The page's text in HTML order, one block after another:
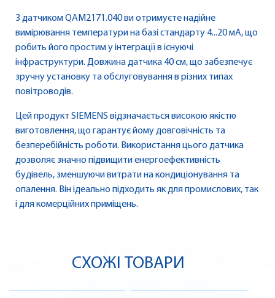
З датчиком QAM2171.040 ви отримуєте надійне
вимірювання температури на базі стандарту 4...20 мA, що
робить його простим у інтеграції в існуючі
інфраструктури. Довжина датчика 40 см, що забезпечує
зручну установку та обслуговування в різних типах
повітроводів.
Цей продукт SIEMENS відзначається високою якістю
виготовлення, що гарантує йому довговічність та
безперебійність роботи. Використання цього датчика
дозволяє значно підвищити енергоефективність
будівель, зменшуючи витрати на кондиціонування та
опалення. Він ідеально підходить як для промислових, так
і для комерційних приміщень.
СХОЖІ ТОВАРИ